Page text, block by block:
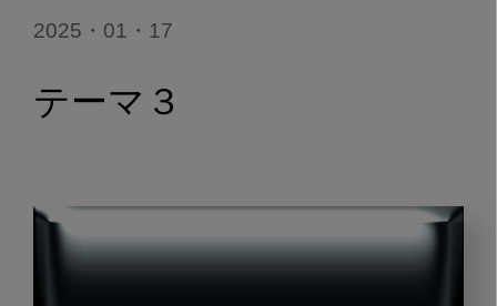
2025・01・17
テーマ３